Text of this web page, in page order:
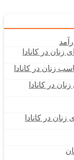
در کانادا
زنان در کانادا
در کانادا
در کانادا